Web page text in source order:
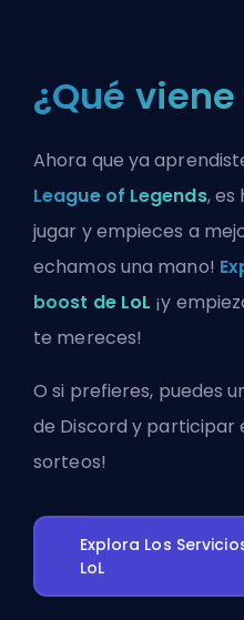
¿Qué viene
Ahora que ya
League of Legends, es
jugar y empieces a
echamos una mano!
boost de LoL ¡y
te mereces!
O si prefieres, puedes
de Discord y participar
sorteos!
Explora Los
LoL